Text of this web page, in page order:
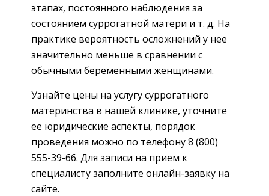
этапах, постоянного наблюдения за
состоянием суррогатной матери и т. д. На
практике вероятность осложнений у нее
значительно меньше в сравнении с
обычными беременными женщинами.
Узнайте цены на услугу суррогатного
материнства в нашей клинике, уточните
ее юридические аспекты, порядок
проведения можно по телефону 8 (800)
555-39-66. Для записи на прием к
специалисту заполните онлайн-заявку на
сайте.